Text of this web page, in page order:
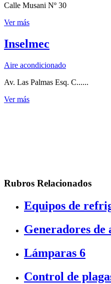
Calle Musani Nº 30
Ver más
Inselmec
Aire acondicionado
Av. Las Palmas Esq. C......
Ver más
Rubros Relacionados
Equipos de
Generadores de
Lámparas 6
Control de